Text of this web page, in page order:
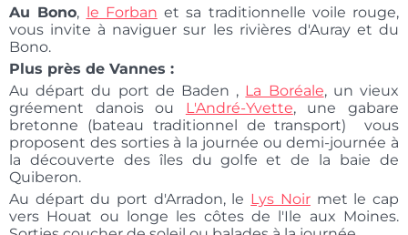
Au Bono, le Forban et sa traditionnelle voile rouge,
vous invite à naviguer sur les rivières d'Auray et du
Bono.
Plus près de Vannes :
Au départ du port de Baden , La Boréale, un vieux
gréement danois ou L'André-Yvette, une gabare
bretonne (bateau traditionnel de transport) vous
proposent des sorties à la journée ou demi-journée à
la découverte des îles du golfe et de la baie de
Quiberon.
Au départ du port d'Arradon, le Lys Noirmet le cap
vers Houat ou longe les côtes de l'Ile aux Moines.